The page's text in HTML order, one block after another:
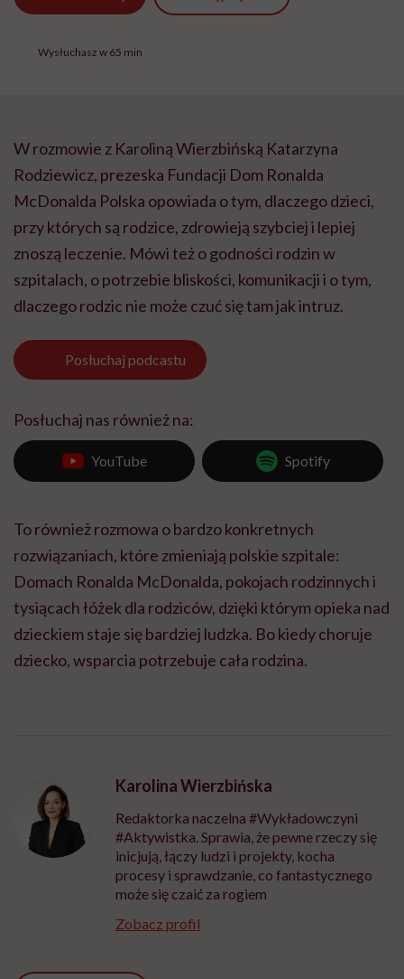
Wysłuchasz w 65 min
W rozmowie z Karoliną Wierzbińską Katarzyna
Rodziewicz, prezeska Fundacji Dom Ronalda
McDonalda Polska opowiada o tym, dlaczego dzieci,
przy których są rodzice, zdrowieją szybciej i lepiej
znoszą leczenie. Mówi też o godności rodzin w
szpitalach, o potrzebie bliskości, komunikacji i o tym,
dlaczego rodzic nie może czuć się tam jak intruz.
Posłuchaj podcastu
Posłuchaj nas również na:
YouTube Spotify
To również rozmowa o bardzo konkretnych
rozwiązaniach, które zmieniają polskie szpitale:
Domach Ronalda McDonalda, pokojach rodzinnych i
tysiącach łóżek dla rodziców, dzięki którym opieka nad
dzieckiem staje się bardziej ludzka. Bo kiedy choruje
dziecko, wsparcia potrzebuje cała rodzina.
Karolina Wierzbińska
Redaktorka naczelna #Wykładowczyni
#Aktywistka. Sprawia, że pewne rzeczy się
inicjują, łączy ludzi i projekty, kocha
procesy i sprawdzanie, co fantastycznego
może się czaić za rogiem
Zobacz profil